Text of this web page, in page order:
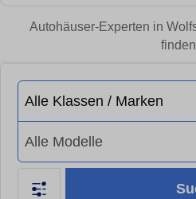
Autohäuser-Experten in
finden